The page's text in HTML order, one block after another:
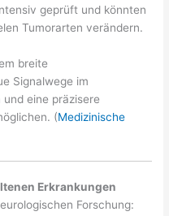
geprüft und könnten
Tumorarten verändern.
breite
Signalwege im
eine präzisere
(Medizinische
Erkrankungen
Forschung: